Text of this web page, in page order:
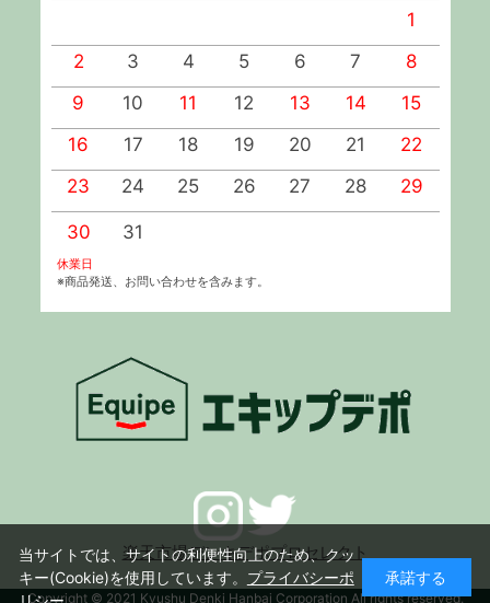
1
2
3 4 5 6 7
8
9
10 11 12 13 14
15
16
17 18 19 20 21
22
23
24 25 26 27 28 29
30 31
休業日
※商品発送、お問い合わせを含みます。
楽天市場デンキデポプロセレクト
Copyright © 2021 Kyushu Denki Hanbai Corporation All rights reserved.
当サイトでは、サイトの利便性向上のため、クッ
キー(Cookie)を使用しています。 プライバシーポ
承諾する